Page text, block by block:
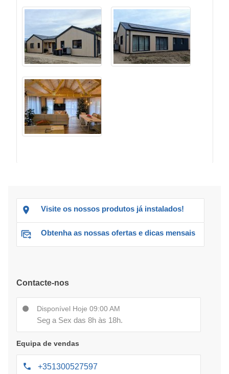
Visite os nossos produtos já instalados!
Obtenha as nossas ofertas e dicas mensais
Contacte-nos
Disponível Hoje 09:00 AM
Seg a Sex das 8h às 18h.
Equipa de vendas
+351300527597